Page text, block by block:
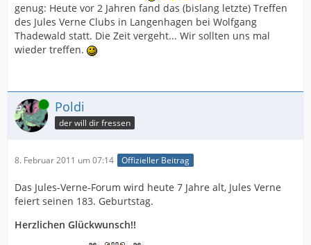
genug: Heute vor 2 Jahren fand das (bislang letzte) Treffen
des Jules Verne Clubs in Langenhagen bei Wolfgang
Thadewald statt. Die Zeit vergeht... Wir sollten uns mal
wieder treffen.
Online Poldi
der will dir fressen
8. Februar 2011 um 07:14 Offizieller Beitrag
Das Jules-Verne-Forum wird heute 7 Jahre alt, Jules Verne
feiert seinen 183. Geburtstag.
Herzlichen Glückwunsch!!